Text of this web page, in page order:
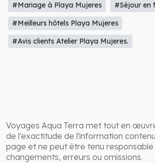
#Mariage à Playa Mujeres
#Séjour en
#Meilleurs hôtels Playa Mujeres
#Avis clients Atelier Playa Mujeres.
Voyages Aqua Terra met tout en
de l'exactitude de l'information
page et ne peut être tenu responsable
changements, erreurs ou omissions.